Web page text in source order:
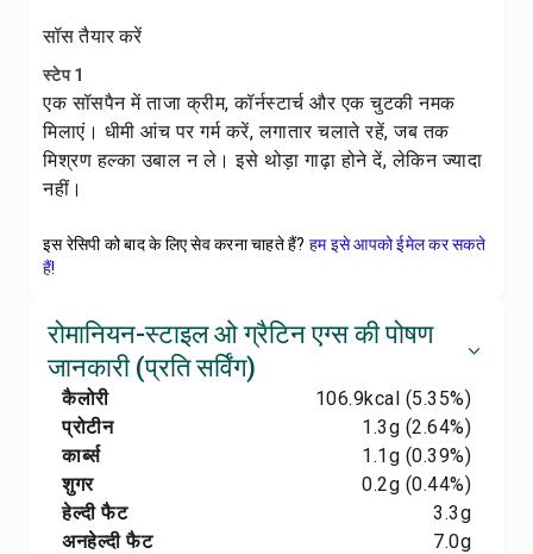
सॉस तैयार करें
स्टेप 1
एक सॉसपैन में ताजा क्रीम, कॉर्नस्टार्च और एक चुटकी नमक
मिलाएं। धीमी आंच पर गर्म करें, लगातार चलाते रहें, जब तक
मिश्रण हल्का उबाल न ले। इसे थोड़ा गाढ़ा होने दें, लेकिन ज्यादा
नहीं।
इस रेसिपी को बाद के लिए सेव करना चाहते हैं? हम इसे आपको ईमेल कर सकते
हैं!
रोमानियन-स्टाइल ओ ग्रैटिन एग्स की पोषण
जानकारी (प्रति सर्विंग)
कैलोरी 106.9kcal (5.35%)
प्रोटीन
1.3g (2.64%)
कार्ब्स
1.1g (0.39%)
शुगर
0.2g (0.44%)
हेल्दी फैट
3.3g
अनहेल्दी फैट
7.0g